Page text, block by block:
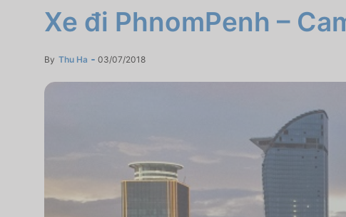
Xe đi PhnomPenh –
By Thu Ha 03/07/2018